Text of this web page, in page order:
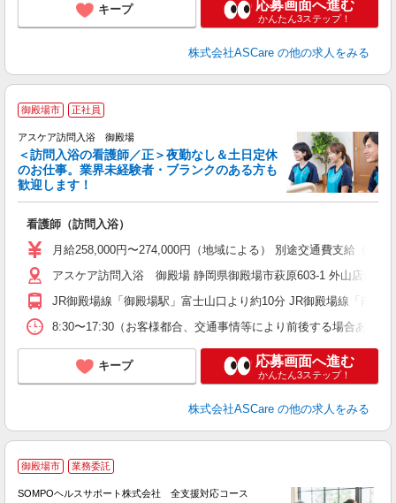
キープ 応募画面へ進む
かんたん3ステップ！
株式会社ASCare の他の求人をみる
御殿場市 正社員
アスケア訪問入浴 御殿場
＜訪問入浴の看護師／正＞夜勤なし＆土日定休
のお仕事。業界未経験者・ブランクのある方も
歓迎します！
看護師（訪問入浴）
月給258,000円〜274,000円（地域による） 別途交通費支給（
アスケア訪問入浴 御殿場 静岡県御殿場市萩原603-1 外山店舗
JR御殿場線「御殿場駅」富士山口より約10分 JR御殿場線「南御
8:30〜17:30（お客様都合、交通事情等により前後する場合あり
キープ 応募画面へ進む
かんたん3ステップ！
株式会社ASCare の他の求人をみる
御殿場市 業務委託
SOMPOヘルスサポート株式会社 全支援対応コース